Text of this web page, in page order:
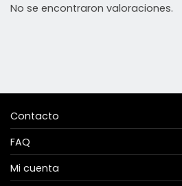
No se encontraron valoraciones.
Contacto
FAQ
Mi cuenta